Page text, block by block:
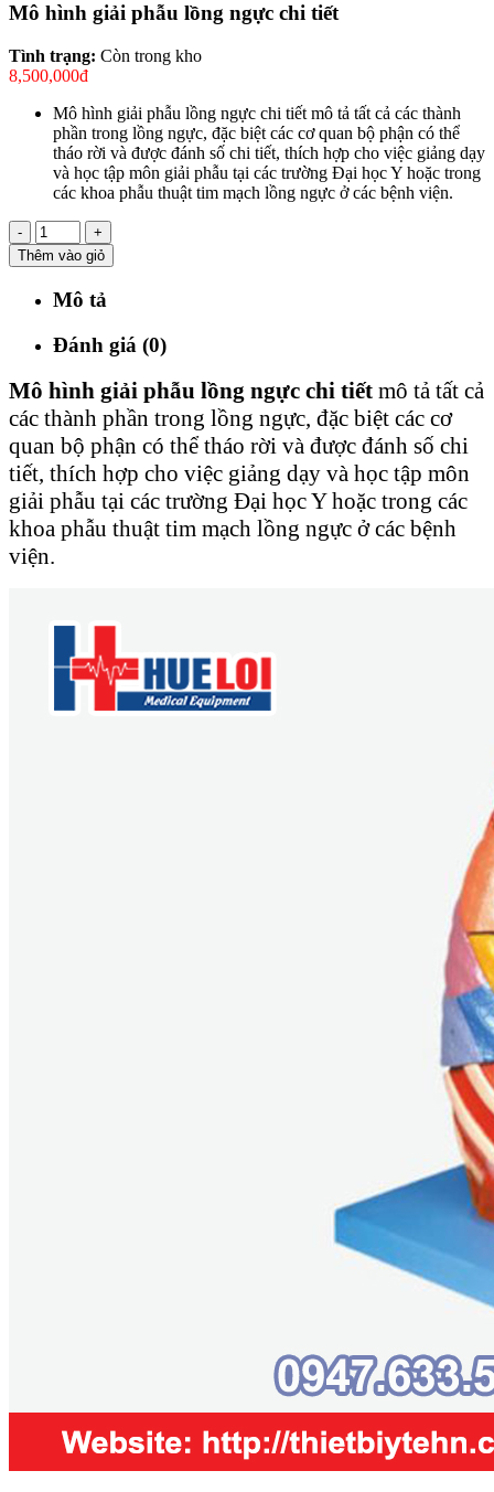
Mô hình giải phẫu lồng ngực chi tiết
Tình trạng: Còn trong kho
8,500,000đ
Mô hình giải phẫu lồng ngực chi tiết mô tả tất cả các thành
phần trong lồng ngực, đặc biệt các cơ quan bộ phận có thể
tháo rời và được đánh số chi tiết, thích hợp cho việc giảng dạy
và học tập môn giải phẫu tại các trường Đại học Y hoặc trong
các khoa phẫu thuật tim mạch lồng ngực ở các bệnh viện.
-
+
Thêm vào giỏ
Mô tả
Đánh giá (0)
Mô hình giải phẫu lồng ngực chi tiết mô tả tất cả
các thành phần trong lồng ngực, đặc biệt các cơ
quan bộ phận có thể tháo rời và được đánh số chi
tiết, thích hợp cho việc giảng dạy và học tập môn
giải phẫu tại các trường Đại học Y hoặc trong các
khoa phẫu thuật tim mạch lồng ngực ở các bệnh
viện.